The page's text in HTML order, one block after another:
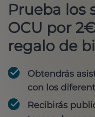
Prueba los
OCU por
regalo de
Obtendrás
con los
Recibirás